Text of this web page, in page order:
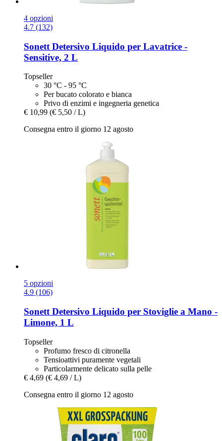
4 opzioni
4.7 (132)
Sonett Detersivo Liquido per Lavatrice -​
Sensitive, 2 L
Topseller
30 °C - 95 °C
Per bucato colorato e bianca
Privo di enzimi e ingegneria genetica
€ 10,99 (€ 5,50 / L)
Consegna entro il giorno 12 agosto
5 opzioni
4.9 (106)
Sonett Detersivo Liquido per Stoviglie a Mano -​
Limone, 1 L
Topseller
Profumo fresco di citronella
Tensioattivi puramente vegetali
Particolarmente delicato sulla pelle
€ 4,69 (€ 4,69 / L)
Consegna entro il giorno 12 agosto